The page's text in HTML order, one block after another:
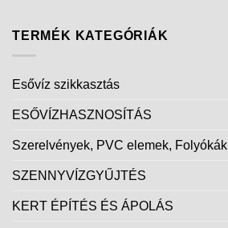
TERMÉK KATEGÓRIÁK
Esővíz szikkasztás
ESŐVÍZHASZNOSÍTÁS
Szerelvények, PVC elemek, Folyókák
SZENNYVÍZGYŰJTÉS
KERT ÉPÍTÉS ÉS ÁPOLÁS